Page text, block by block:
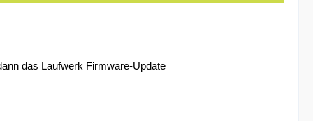
das Laufwerk Firmware-Update